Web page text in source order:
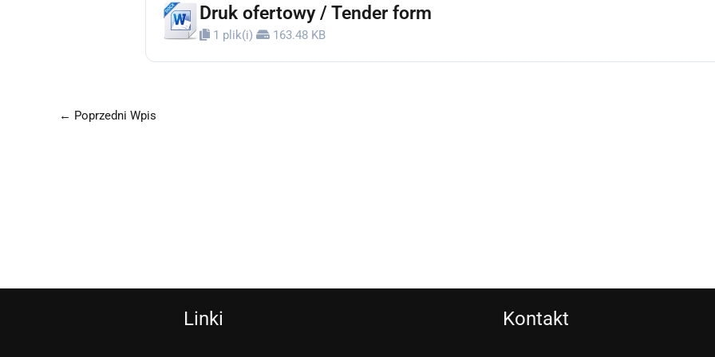
Druk ofertowy / Tender form
1 plik(i) 163.48 KB
← Poprzedni Wpis
Linki Kontakt